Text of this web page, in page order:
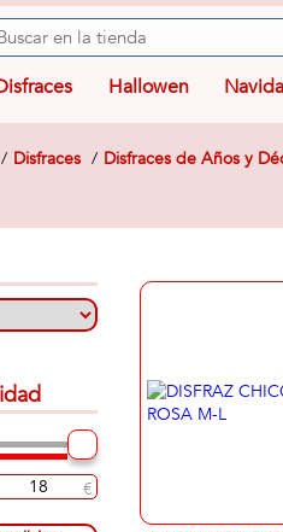
Hallowen
Disfraces Disfraces de Años y